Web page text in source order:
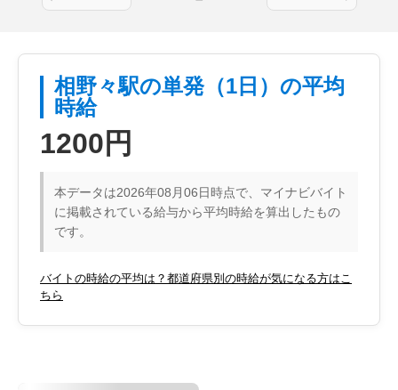
相野々駅の単発（1日）の平均
時給
1200円
本データは2026年08月06日時点で、マイナビバイト
に掲載されている給与から平均時給を算出したもの
です。
バイトの時給の平均は？都道府県別の時給が気になる方はこ
ちら